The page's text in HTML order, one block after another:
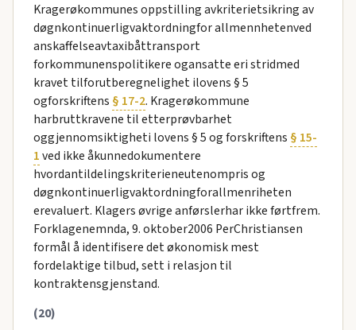
Kragerøkommunes oppstilling avkriterietsikring av
døgnkontinuerligvaktordningfor allmennhetenved
anskaffelseavtaxibåttransport
forkommunenspolitikere ogansatte eri stridmed
kravet tilforutberegnelighet ilovens § 5
ogforskriftens § 17-2. Kragerøkommune
harbruttkravene til etterprøvbarhet
oggjennomsiktigheti lovens § 5 og forskriftens § 15-
1ved ikke åkunnedokumentere
hvordantildelingskriterieneutenompris og
døgnkontinuerligvaktordningforallmenriheten
erevaluert. Klagers øvrige anførslerhar ikke førtfrem.
Forklagenemnda, 9. oktober2006 PerChristiansen
formål å identifisere det økonomisk mest
fordelaktige tilbud, sett i relasjon til
kontraktensgjenstand.
(20)